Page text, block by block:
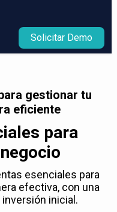
Solicitar Demo
gestionar tu
eficiente
para
esenciales para
efectiva, con una
inicial.